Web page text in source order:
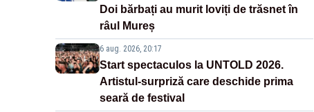
Doi bărbați au murit loviți de trăsnet în
râul Mureș
6 aug. 2026, 20:17
Start spectaculos la UNTOLD 2026.
Artistul-surpriză care deschide prima
seară de festival